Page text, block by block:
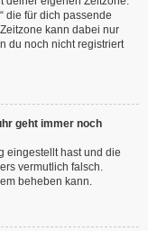
die für dich passende
kann dabei nur
du noch nicht registriert
geht immer noch
eingestellt hast und die
vermutlich falsch.
beheben kann.